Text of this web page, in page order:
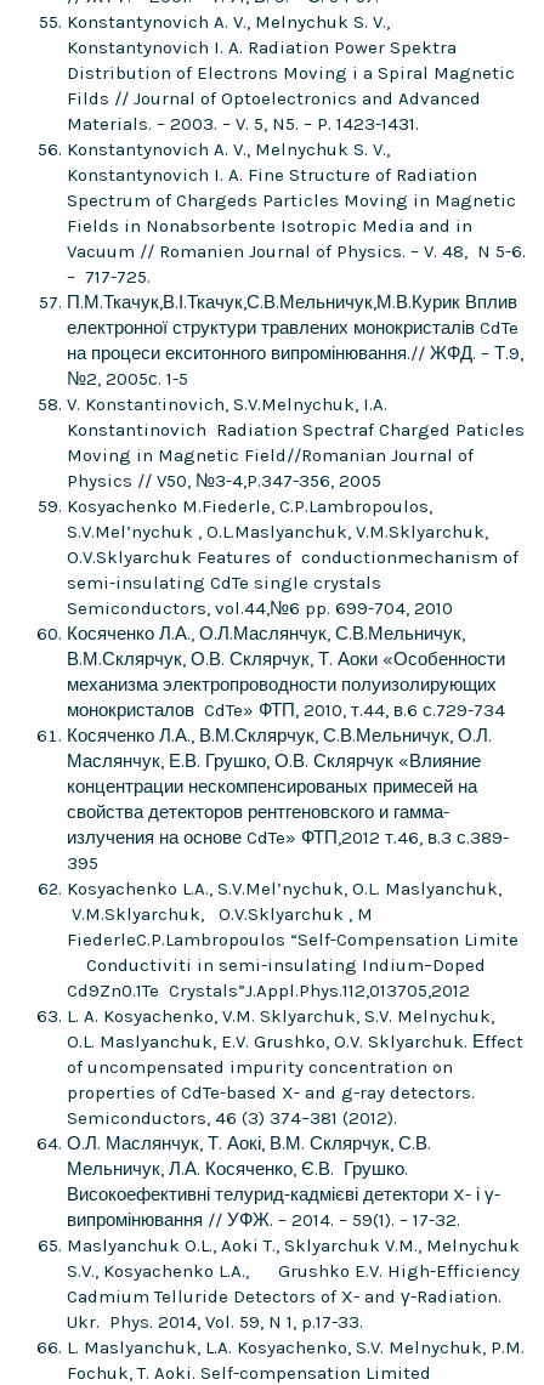
Konstantynovich A. V., Melnychuk S. V.,
Konstantynovich I. A. Radiation Power Spektra
Distribution of Electrons Moving i a Spiral Magnetic
Filds // Journal of Optoelectronics and Advanced
Materials. – 2003. – V. 5, N5. – P. 1423-1431.
Konstantynovich A. V., Melnychuk S. V.,
Konstantynovich I. A. Fine Structure of Radiation
Spectrum of Chargeds Particles Moving in Magnetic
Fields in Nonabsorbente Isotropic Media and in
Vacuum // Romanien Journal of Physics. – V. 48, N 5-6.
– 717-725.
П.М.Ткачук,В.І.Ткачук,С.В.Мельничук,М.В.Курик Вплив
електронної структури травлених монокристалів CdTe
на процеси екситонного випромінювання.// ЖФД. – Т.9,
№2, 2005с. 1-5
V. Konstantinovich, S.V.Melnychuk, I.A.
Konstantinovich Radiation Spectraf Charged Paticles
Moving in Magnetic Field//Romanian Journal of
Physics // V50, №3-4,P.347-356, 2005
Kosyachenko M.Fiederle, C.P.Lambropoulos,
S.V.Mel’nychuk , O.L.Maslyanchuk, V.M.Sklyarchuk,
O.V.Sklyarchuk Features of conductionmechanism of
semi-insulating CdTe single crystals
Semiconductors, vol.44,№6 pp. 699-704, 2010
Косяченко Л.А., О.Л.Маслянчук, С.В.Мельничук,
В.М.Склярчук, О.В. Склярчук, Т. Аоки «Особенности
механизма электропроводности полуизолирующих
монокристалов CdTe» ФТП, 2010, т.44, в.6 с.729-734
Косяченко Л.А., В.М.Склярчук, С.В.Мельничук, О.Л.
Маслянчук, Е.В. Грушко, О.В. Склярчук «Влияние
концентрации нескомпенсированых примесей на
свойства детекторов рентгеновского и гамма-
излучения на основе CdTe» ФТП,2012 т.46, в.3 с.389-
395
Kosyachenko L.A., S.V.Mel’nychuk, O.L. Maslyanchuk,
V.M.Sklyarchuk, O.V.Sklyarchuk , M
FiederleC.P.Lambropoulos “Self-Compensation Limite
Conductiviti in semi-insulating Indium–Doped
Cd9Zn0.1Te Crystals”J.Appl.Phys.112,013705,2012
L. A. Kosyachenko, V.M. Sklyarchuk, S.V. Melnychuk,
O.L. Maslyanchuk, E.V. Grushko, O.V. Sklyarchuk. Еffect
of uncompensated impurity concentration on
properties of CdTe-based X- and g-ray detectors.
Semiconductors, 46 (3) 374–381 (2012).
О.Л. Маслянчук, Т. Аокі, В.М. Склярчук, С.В.
Мельничук, Л.А. Косяченко, Є.В. Грушко.
Високоефективні телурид-кадмієві детектори X- і γ-
випромінювання // УФЖ. – 2014. – 59(1). – 17-32.
Maslyanchuk O.L., Aoki T., Sklyarchuk V.M., Melnychuk
S.V., Kosyachenko L.A., Grushko E.V. High-Efficiency
Cadmium Telluride Detectors of X- and γ-Radiation.
Ukr. Phys. 2014, Vol. 59, N 1, p.17-33.
L. Maslyanchuk, L.A. Kosyachenko, S.V. Melnychuk, P.M.
Fochuk, T. Aoki. Self-compensation Limited